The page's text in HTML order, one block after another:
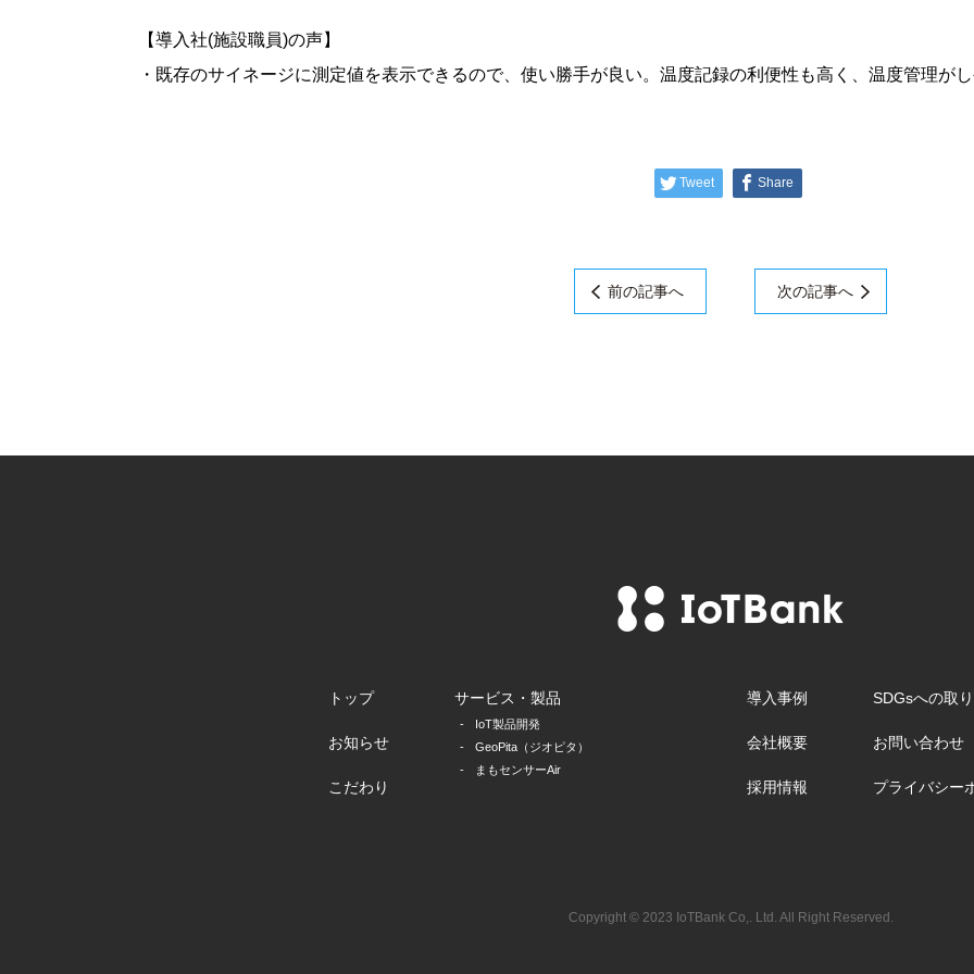
【導入社(施設職員)の声】
・既存のサイネージに測定値を表示できるので、使い勝手が良い。温度記録の利便性も高く、温度管理が
Tweet Share
前の記事へ 次の記事へ
トップ
お知らせ
こだわり
サービス・製品
IoT製品開発
GeoPita（ジオピタ）
まもセンサーAir
導入事例
会社概要
採用情報
SDGsへの取
お問い合わせ
プライバシー
Copyright © 2023 IoTBank Co,. Ltd. All Right Reserved.